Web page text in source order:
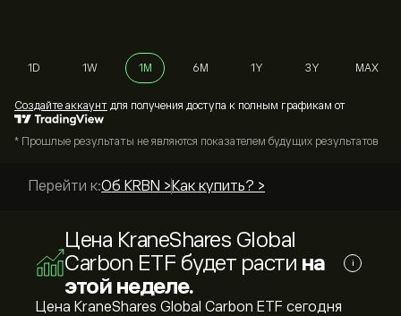
1D 1W 1M 6M 1Y 3Y MAX
Cоздайте аккаунт для получения доступа к полным графикам от
* Прошлые результаты не являются показателем будущих результатов
Перейти к:Об KRBN > Как купить? >
Цена KraneShares Global
Carbon ETF будет расти на
этой неделе.
i
Цена KraneShares Global Carbon ETF сегодня